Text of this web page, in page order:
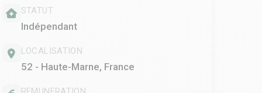
STATUT
Indépendant
LOCALISATION
52 - Haute-Marne, France